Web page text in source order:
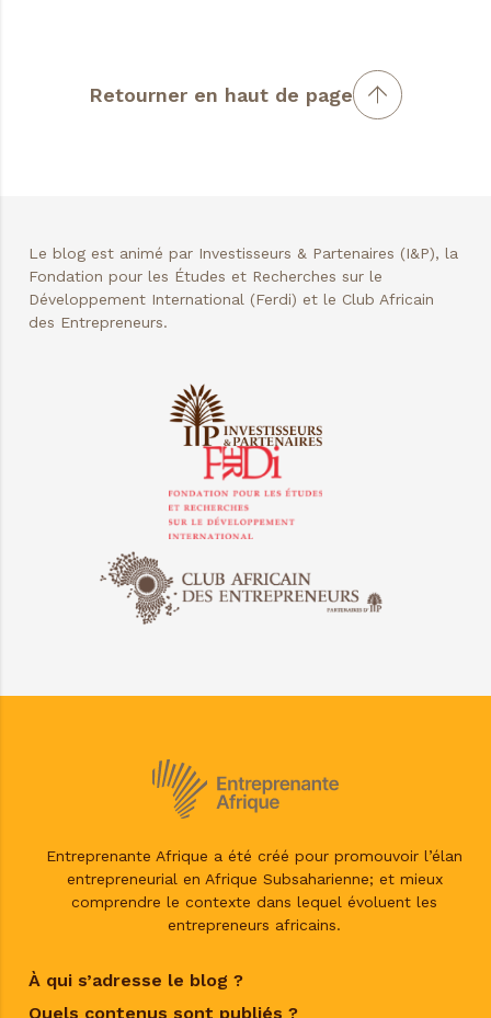
Retourner en haut de page
Le blog est animé par Investisseurs & Partenaires (I&P), la
Fondation pour les Études et Recherches sur le
Développement International (Ferdi) et le Club Africain
des Entrepreneurs.
Entreprenante Afrique a été créé pour promouvoir l’élan
entrepreneurial en Afrique Subsaharienne; et mieux
comprendre le contexte dans lequel évoluent les
entrepreneurs africains.
À qui s’adresse le blog ?
Quels contenus sont publiés ?